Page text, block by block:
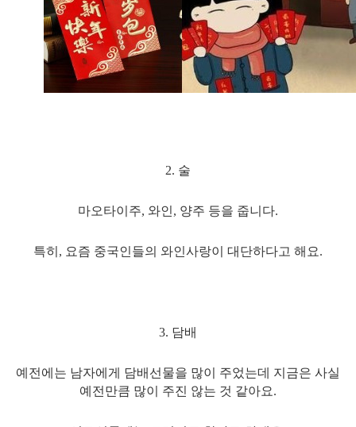
2. 술
마오타이주, 와인, 양주 등을 줍니다.
특히, 요즘 중국인들의 와인사랑이 대단하다고 해요.
3. 담배
예전에는 남자에게 담배선물을 많이 주었는데 지금은 사실
예전만큼 많이 주진 않는 것 같아요.